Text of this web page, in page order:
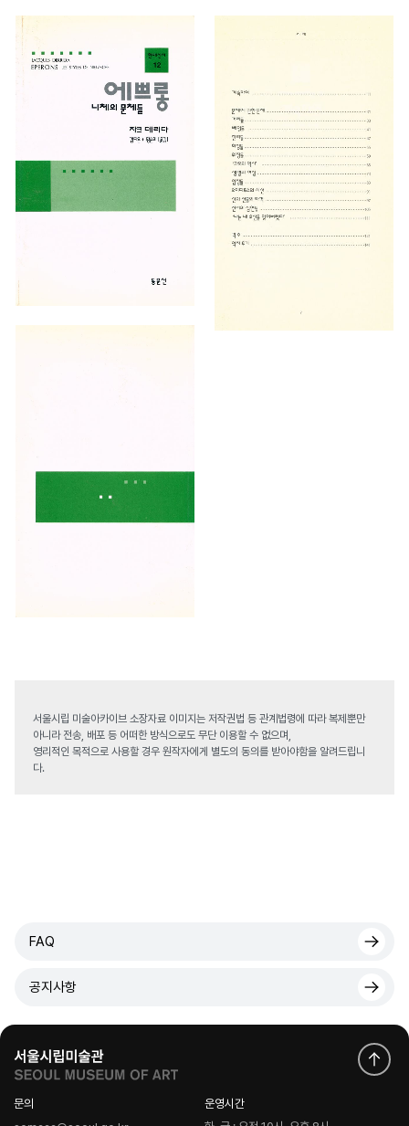
서울시립 미술아카이브 소장자료 이미지는 저작권법 등 관계법령에 따라 복제뿐만
아니라 전송, 배포 등 어떠한 방식으로도 무단 이용할 수 없으며,
영리적인 목적으로 사용할 경우 원작자에게 별도의 동의를 받아야함을 알려드립니
다.
FAQ
공지사항
문의
운영시간